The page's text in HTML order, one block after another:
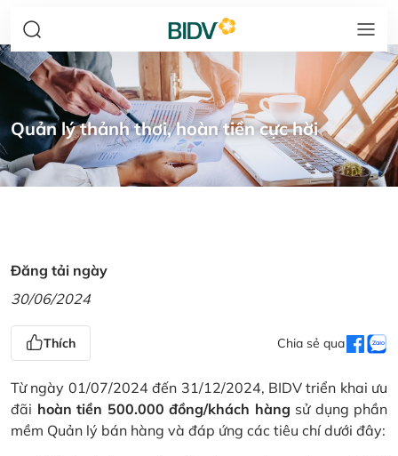
Quản lý thảnh thơi, hoàn tiền cực hời
Đăng tải ngày
30/06/2024
Thích Chia sẻ qua
Từ ngày 01/07/2024 đến 31/12/2024, BIDV triển khai ưu
đãi hoàn tiền 500.000 đồng/khách hàng sử dụng phần
mềm Quản lý bán hàng và đáp ứng các tiêu chí dưới đây: